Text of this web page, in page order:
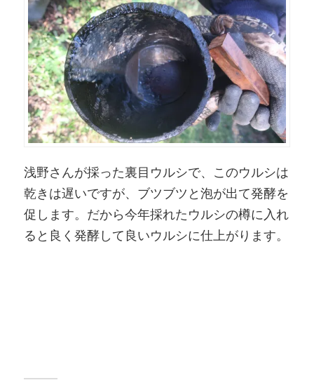
浅野さんが採った裏目ウルシで、このウルシは
乾きは遅いですが、ブツブツと泡が出て発酵を
促します。だから今年採れたウルシの樽に入れ
ると良く発酵して良いウルシに仕上がります。